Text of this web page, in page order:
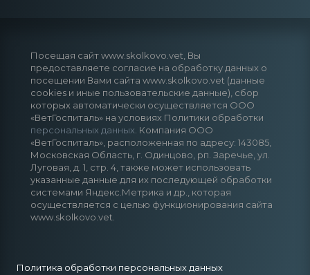
Посещая сайт www.skolkovo.vet, Вы
предоставляете согласие на обработку данных о
посещении Вами сайта www.skolkovo.vet (данные
cookies и иные пользовательские данные), сбор
которых автоматически осуществляется ООО
«ВетГоспиталь» на условиях Политики обработки
персональных данных. Компания ООО
«ВетГоспиталь», расположенная по адресу: 143085,
Московская Область, г. Одинцово, рп. Заречье, ул.
Луговая, д. 1, стр. 4, также может использовать
указанные данные для их последующей обработки
системами Яндекс.Метрика и др., которая
осуществляется с целью функционирования сайта
www.skolkovo.vet.
Политика обработки персональных данных